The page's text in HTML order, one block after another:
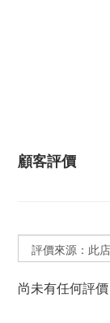
顧客評價
尚未有任何評價